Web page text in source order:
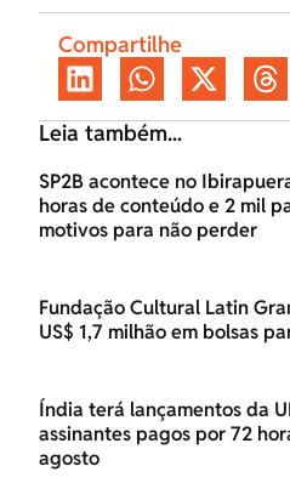
Compartilhe
Leia também...
SP2B acontece no
horas de conteúdo e 2 mil
motivos para não perder
Fundação Cultural Latin
US$ 1,7 milhão em bolsas
Índia terá lançamentos da
assinantes pagos por 72
agosto